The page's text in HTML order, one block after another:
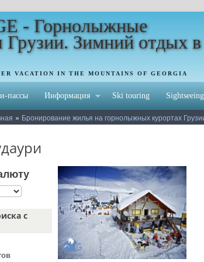
- Горнолыжные
Грузии. Зимний отдых в
VACATION IN THE MOUNTAINS OF GEORGIA
пассы Информация Ski touring Sightseeing
» Бронирование жилья на горнолыжных курортах
с